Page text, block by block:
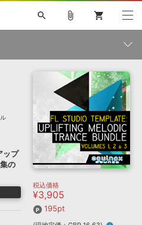
音楽カード
search
巡音ルカ V4X
MEIKO V3
SPITFIRE AUDIO
ライセンスフリーBGM
ボーカル抜き出し
DUBSTEP
MUTANT
ROUTER.FM
エフェクト
DAW 効果音
attach_file shopping_cart
ップ
の
税込価格
¥3,905
195pt